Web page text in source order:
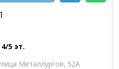
4/5 эт.
Металлургов, 52А